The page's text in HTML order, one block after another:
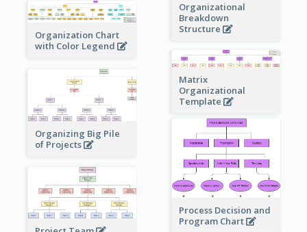
Organizational
Breakdown
Structure
Organization Chart
with Color Legend
Matrix
Organizational
Template
Organizing Big Pile
of Projects
Process Decision and
Program Chart